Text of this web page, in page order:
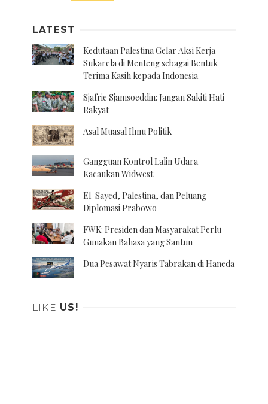
LATEST
Kedutaan Palestina Gelar Aksi Kerja
Sukarela di Menteng sebagai Bentuk
Terima Kasih kepada Indonesia
Sjafrie Sjamsoeddin: Jangan Sakiti Hati
Rakyat
Asal Muasal Ilmu Politik
Gangguan Kontrol Lalin Udara
Kacaukan Widwest
El-Sayed, Palestina, dan Peluang
Diplomasi Prabowo
FWK: Presiden dan Masyarakat Perlu
Gunakan Bahasa yang Santun
Dua Pesawat Nyaris Tabrakan di Haneda
LIKE US!